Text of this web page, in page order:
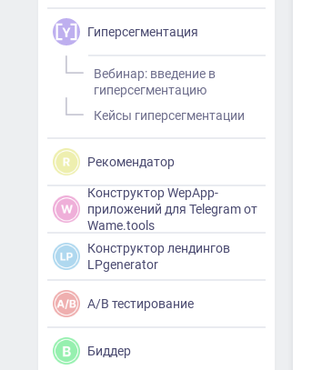
Гиперсегментация
Вебинар: введение в
гиперсегментацию
Кейсы гиперсегментации
Рекомендатор
Конструктор WepApp-
приложений для Telegram от
Wame.tools
Конструктор лендингов
LPgenerator
A/B тестирование
Биддер